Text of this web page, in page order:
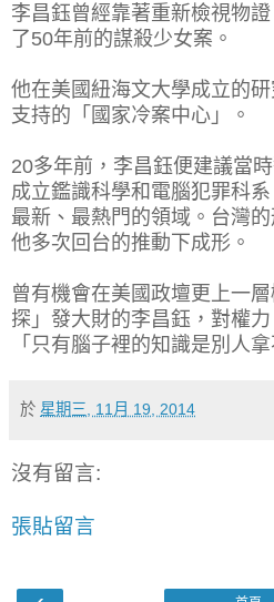
李昌鈺曾經靠著重新檢視物
了50年前的謀殺少女案。
他在美國紐海文大學成立的
支持的「國家冷案中心」。
20多年前，李昌鈺便建議當
成立鑑識科學和電腦犯罪科
最新、最熱門的領域。台灣
他多次回台的推動下成形。
曾有機會在美國政壇更上一
探」發大財的李昌鈺，對權
「只有腦子裡的知識是別人
於 星期三, 11月 19, 2014
沒有留言:
張貼留言